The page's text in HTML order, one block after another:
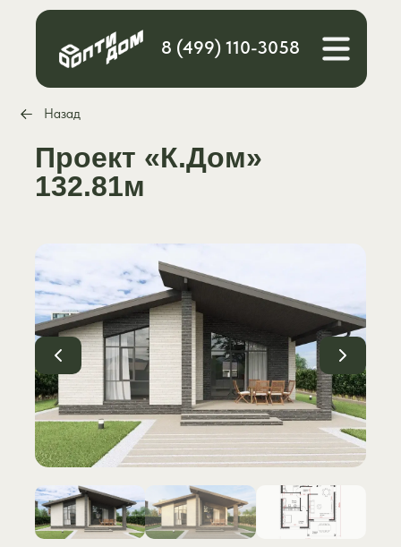
компании
Каталог
Расчет
стоимости
Блог
8 (499) 110-3058
Назад
Проект «К.Дом»
132.81м